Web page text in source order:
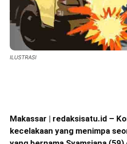
ILUSTRASI
Makassar | redaksisatu.id –
kecelakaan yang menimpa